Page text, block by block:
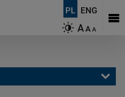
PL ENG
AAA